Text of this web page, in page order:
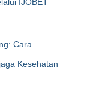
Cara
Kesehatan